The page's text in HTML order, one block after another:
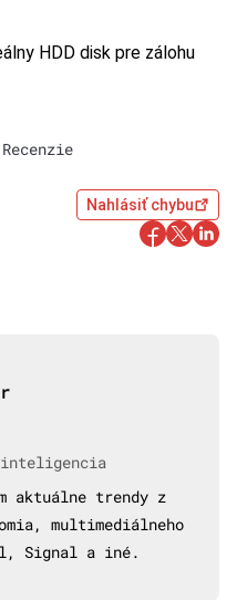
HDD disk pre zálohu
Recenzie
Nahlásiť chybu
inteligencia
aktuálne trendy z
multimediálneho
Signal a iné.